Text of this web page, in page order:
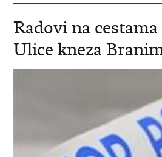
Radovi na
Ulice kneza